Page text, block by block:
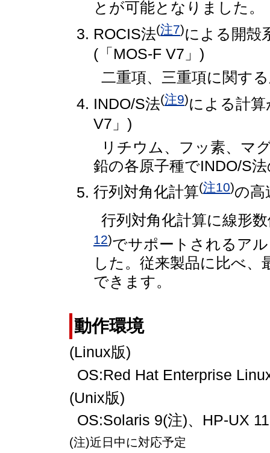
とが可能となりました。
ROCIS法(注7)による開殻
(「MOS-F V7」)
二重項、三重項に関す
INDO/S法(注9)による計
V7」)
リチウム、フッ素、マ
鉛の各原子種でINDO/S
行列対角化計算(注10)の高
行列対角化計算に線形
12)でサポートされるア
した。従来製品に比べ、
できます。
動作環境
(Linux版)
OS:Red Hat Enterprise
(Unix版)
OS:Solaris 9(注)、HP-UX
(注)近日中に対応予定